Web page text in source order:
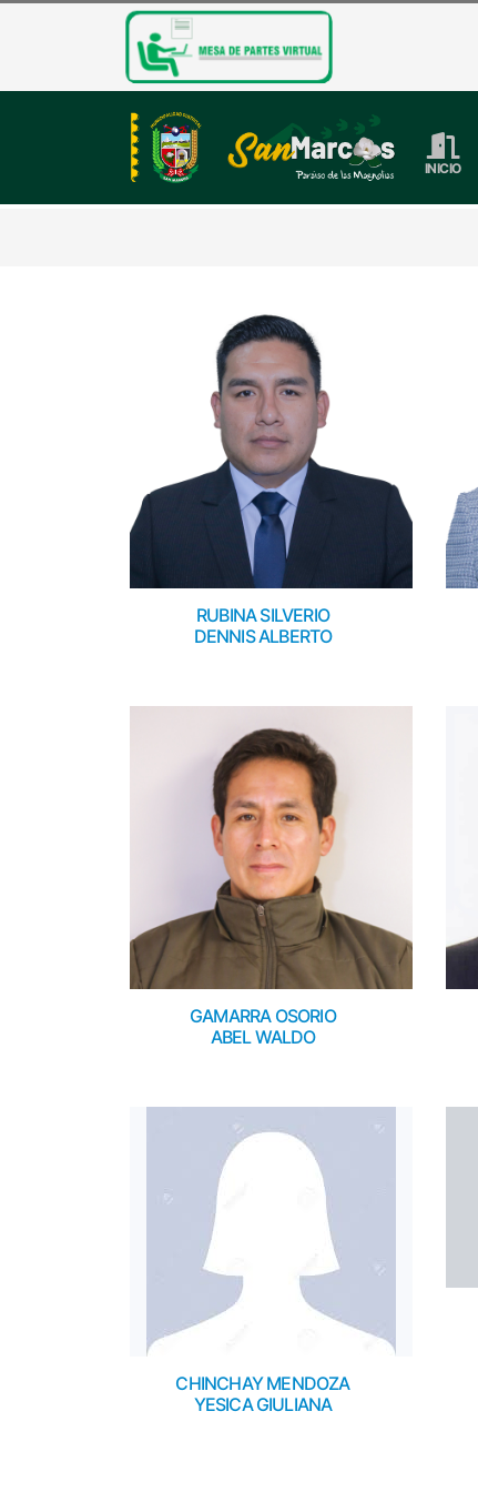
INICIO
RUBINA SILVERIO
DENNIS ALBERTO
GAMARRA OSORIO
ABEL WALDO
CHINCHAY MENDOZA
YESICA GIULIANA